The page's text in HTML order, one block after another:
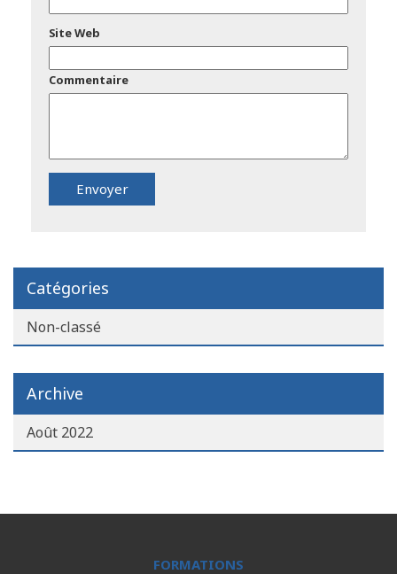
Site Web
Commentaire
Catégories
Non-classé
Archive
Août 2022
FORMATIONS